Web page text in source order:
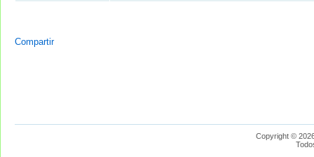
Compartir
Copyright ©